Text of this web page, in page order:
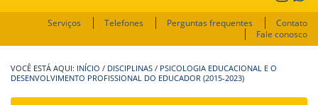
Serviços Telefones Perguntas frequentes
Contato
Fale conosco
INÍCIO / DISCIPLINAS / PSICOLOGIA EDUCACIONAL E O
DESENVOLVIMENTO PROFISSIONAL DO EDUCADOR (2015-2023)